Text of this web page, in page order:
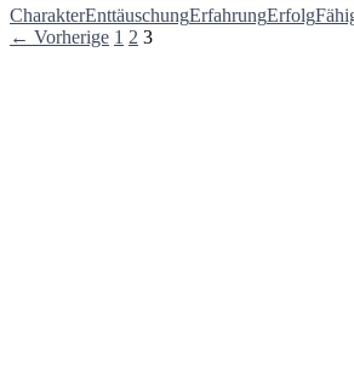
nur
zu
CharakterEnttäuschungErfahrungErfolg
Beitragsnavigation
← Vorherige 1 2 3